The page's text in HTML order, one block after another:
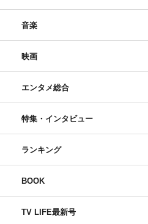
音楽
映画
エンタメ総合
特集・インタビュー
ランキング
BOOK
TV LIFE最新号